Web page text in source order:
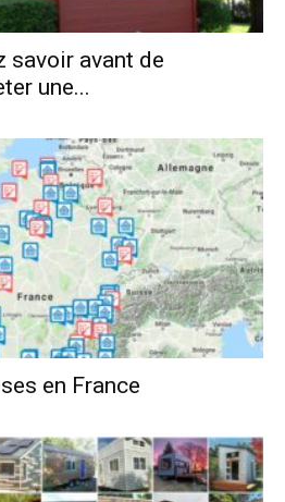
savoir avant de
une...
en France